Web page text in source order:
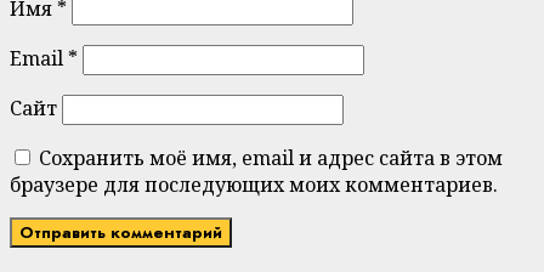
Имя *
Email *
Сайт
Сохранить моё имя, email и адрес сайта в этом
браузере для последующих моих комментариев.